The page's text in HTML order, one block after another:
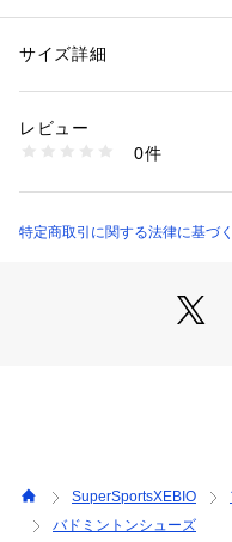
※シューズの製造過程で、
生じている場合がありま
※靴ひもの長さについては
※一部商品において弊社
なる場合があります。
バドミントンシューズ シ
W 010 SHBSG1M 144
性別：レディース
ーズ
1540000469319
サイズ詳細
レビュー
0件
特定商取引に関する法律に基づ
SuperSportsXEBIO
バドミントンシューズ